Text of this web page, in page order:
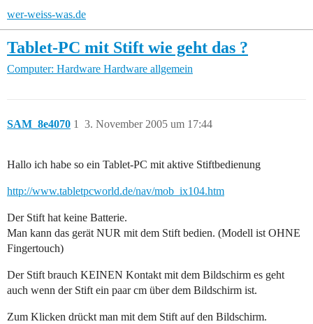
wer-weiss-was.de
Tablet-PC mit Stift wie geht das ?
Computer: Hardware Hardware allgemein
SAM_8e4070 3. November 2005 um 17:44
1
Hallo ich habe so ein Tablet-PC mit aktive Stiftbedienung
http://www.tabletpcworld.de/nav/mob_ix104.htm
Der Stift hat keine Batterie.
Man kann das gerät NUR mit dem Stift bedien. (Modell ist OHNE
Fingertouch)
Der Stift brauch KEINEN Kontakt mit dem Bildschirm es geht
auch wenn der Stift ein paar cm über dem Bildschirm ist.
Zum Klicken drückt man mit dem Stift auf den Bildschirm.